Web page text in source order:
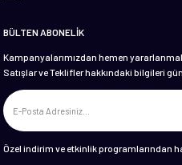
BÜLTEN ABONELİK
Kampanyalarımızdan hemen
Satışlar ve Teklifler hakkındaki bilgileri
Özel indirim ve etkinlik programlarından